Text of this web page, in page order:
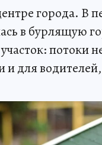
города. В
в бурлящую
потоки
и для